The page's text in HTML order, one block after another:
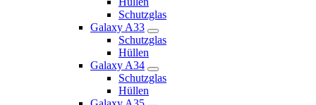
Schutzglas
Galaxy A33
Schutzglas
Hüllen
Galaxy A34
Schutzglas
Hüllen